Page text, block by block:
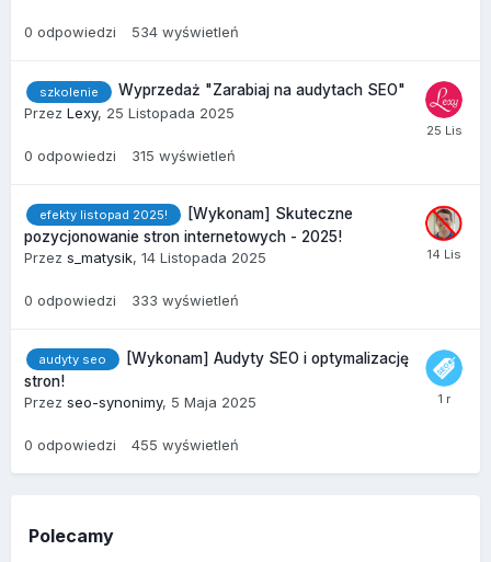
0 odpowiedzi 534 wyświetleń
szkolenie
Wyprzedaż "Zarabiaj na audytach SEO"
Przez Lexy, 25 Listopada 2025
0 odpowiedzi 315 wyświetleń
efekty listopad 2025!
[Wykonam] Skuteczne
pozycjonowanie stron internetowych - 2025!
Przez s_matysik, 14 Listopada 2025
0 odpowiedzi 333 wyświetleń
audyty seo
[Wykonam] Audyty SEO i optymalizację
stron!
Przez seo-synonimy, 5 Maja 2025
0 odpowiedzi 455 wyświetleń
Polecamy